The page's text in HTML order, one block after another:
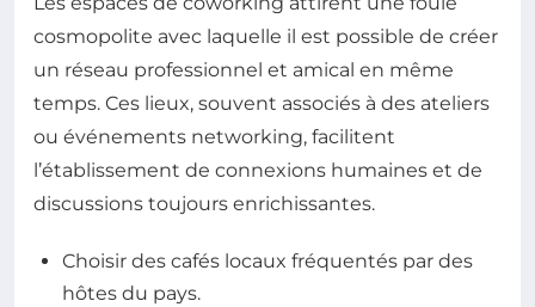
cosmopolite avec laquelle il est possible de créer
un réseau professionnel et amical en même
temps. Ces lieux, souvent associés à des ateliers
ou événements networking, facilitent
l’établissement de connexions humaines et de
discussions toujours enrichissantes.
Choisir des cafés locaux fréquentés par des
hôtes du pays.